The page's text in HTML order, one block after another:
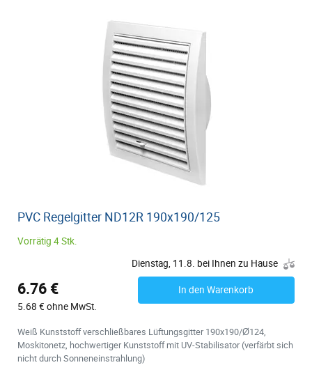
PVC Regelgitter ND12R 190x190/125
Vorrätig 4 Stk.
Dienstag, 11.8. bei Ihnen zu Hause
6.76 €
5.68 € ohne MwSt.
In den Warenkorb
Weiß Kunststoff verschließbares Lüftungsgitter 190x190/Ø124,
Moskitonetz, hochwertiger Kunststoff mit UV-Stabilisator (verfärbt sich
nicht durch Sonneneinstrahlung)